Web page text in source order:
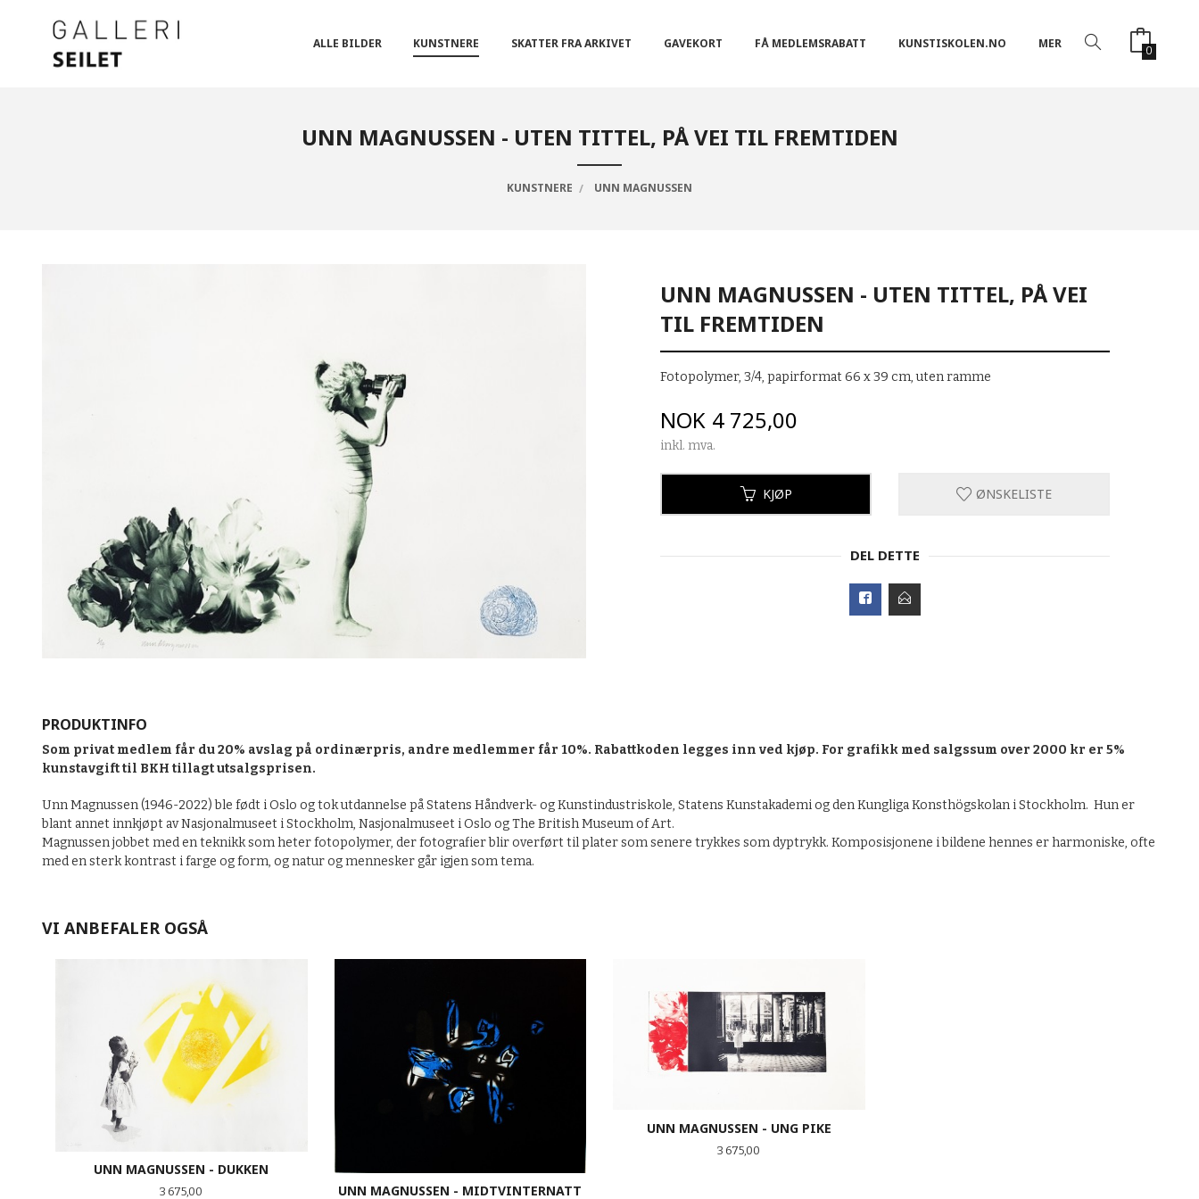
PRODUKTER
ALLE BILDER KUNSTNERE SKATTER FRA ARKIVET GAVEKORT FÅ MEDLEMSRABATT KUNSTISKOLEN.NO MER 0
UNN MAGNUSSEN - UTEN TITTEL, PÅ VEI TIL FREMTIDEN
KUNSTNERE UNN MAGNUSSEN
UNN MAGNUSSEN - UTEN TITTEL, PÅ VEI
TIL FREMTIDEN
Fotopolymer, 3/4, papirformat 66 x 39 cm, uten ramme
Pris
NOK 4 725,00
inkl. mva.
KJØP ØNSKELISTE
DEL DETTE
PRODUKTINFO
Som privat medlem får du 20% avslag på ordinærpris, andre medlemmer får 10%. Rabattkoden legges inn ved kjøp. For grafikk med salgssum over 2000 kr er 5%
kunstavgift til BKH tillagt utsalgsprisen.
Unn Magnussen (1946-2022) ble født i Oslo og tok utdannelse på Statens Håndverk- og Kunstindustriskole, Statens Kunstakademi og den Kungliga Konsthögskolan i Stockholm. Hun er
blant annet innkjøpt av Nasjonalmuseet i Stockholm, Nasjonalmuseet i Oslo og The British Museum of Art.
Magnussen jobbet med en teknikk som heter fotopolymer, der fotografier blir overført til plater som senere trykkes som dyptrykk. Komposisjonene i bildene hennes er harmoniske, ofte
med en sterk kontrast i farge og form, og natur og mennesker går igjen som tema.
VI ANBEFALER OGSÅ
UNN MAGNUSSEN - DUKKEN
Pris
3 675,00 UNN MAGNUSSEN - MIDTVINTERNATT
UNN MAGNUSSEN - UNG PIKE
Pris
3 675,00